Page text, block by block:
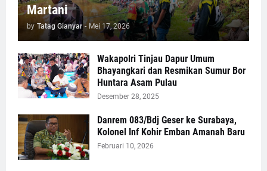
Martani
by Tatag Gianyar - Mei 17, 2026
Wakapolri Tinjau Dapur Umum
Bhayangkari dan Resmikan Sumur Bor
Huntara Asam Pulau
Desember 28, 2025
Danrem 083/Bdj Geser ke Surabaya,
Kolonel Inf Kohir Emban Amanah Baru
Februari 10, 2026